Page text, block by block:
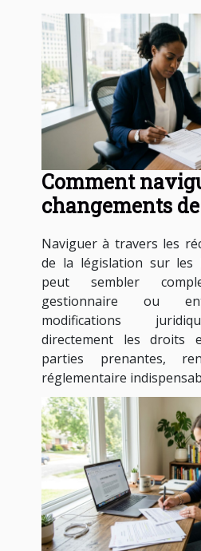
Comment
changements
commerciaux ?
Naviguer à travers les
de la législation sur les
peut sembler
gestionnaire ou
modifications
directement les droits
parties prenantes,
réglementaire